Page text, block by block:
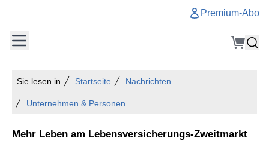
Premium-Abo
Sie lesen in Startseite Nachrichten
Unternehmen & Personen
Mehr Leben am Lebensversicherungs-Zweitmarkt